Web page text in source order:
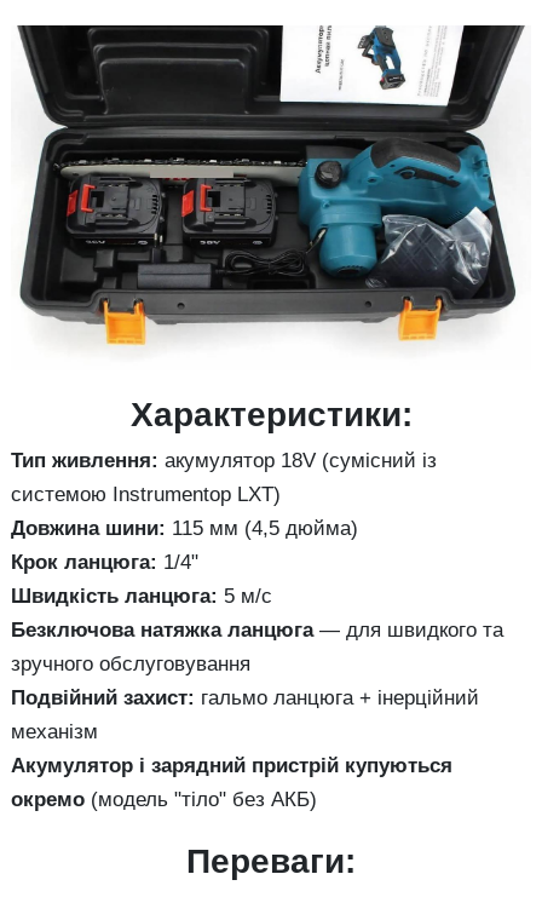
Характеристики:
Тип живлення: акумулятор 18V (сумісний із
системою Instrumentop LXT)
Довжина шини: 115 мм (4,5 дюйма)
Крок ланцюга: 1/4"
Швидкість ланцюга: 5 м/с
Безключова натяжка ланцюга— для швидкого та
зручного обслуговування
Подвійний захист: гальмо ланцюга + інерційний
механізм
Акумулятор і зарядний пристрій купуються
окремо (модель "тіло" без АКБ)
Переваги: